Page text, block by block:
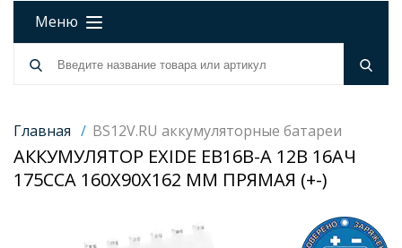
Меню
Главная / BS12V.RU аккумуляторные батареи
АККУМУЛЯТОР EXIDE EB16B-A 12В 16АЧ
175CCA 160X90X162 ММ ПРЯМАЯ (+-)